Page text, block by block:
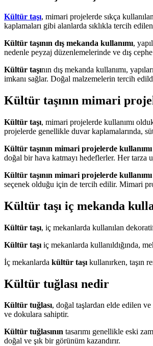
Kültür taşı, mimari projelerde sıkça
kaplamaları gibi alanlarda sıklıkla tercih
Kültür taşının dış mekanda kullanımı,
nedenle peyzaj düzenlemelerinde ve dış
Kültür taşının dış mekanda kullanımı,
imkanı sağlar. Doğal malzemelerin tercih
Kültür taşının mimari
Kültür taşı, mimari projelerde kullanımı
projelerde genellikle duvar kaplamalarında,
Kültür taşının mimari projelerde kullanımı
doğal bir hava katmayı hedeflerler. Her
Kültür taşının mimari projelerde kullanımı
seçenek olduğu için de tercih edilir. Mimari
Kültür taşı iç mekanda
Kültür taşı, iç mekanlarda kullanılan
Kültür taşı iç mekanlarda kullanıldığında,
İç mekanlarda kültür taşı kullanırken, taşın
Kültür tuğlası nedir
Kültür tuğlası, doğal taşlardan elde edilen
ve dokulara sahiptir.
Kültür tuğlasının tasarımı genellikle eski
doğal ve şık bir görünüm kazandırır.